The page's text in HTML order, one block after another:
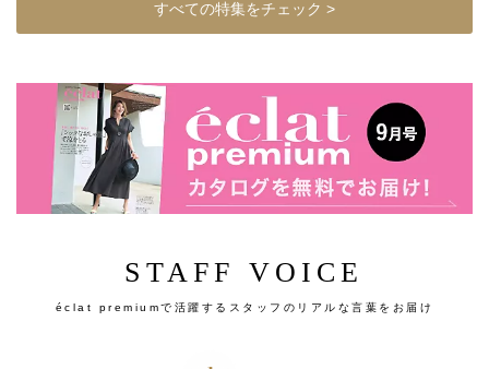
すべての特集をチェック >
STAFF VOICE
éclat premiumで活躍するスタッフのリアルな言葉をお届け